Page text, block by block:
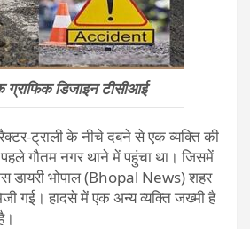
ग्राफिक डिजाइन टीसीआई
ट्राली के नीचे दबने से एक व्यक्ति की
पहले गौतम नगर थाने में पहुंचा था। जिसमें
डायरी भोपाल (Bhopal News) शहर
गई। हादसे में एक अन्य व्यक्ति जख्मी है